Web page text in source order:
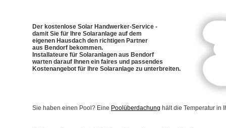
Der kostenlose Solar Handwerker-Service -
damit Sie für Ihre Solaranlage auf dem
eigenen Hausdach den richtigen Partner
aus Bendorf bekommen.
Installateure für Solaranlagen aus Bendorf
warten darauf Ihnen ein faires und passendes
Kostenangebot für Ihre Solaranlage zu unterbreiten.
Sie haben einen Pool? Eine Poolüberdachung hält die Temperatur in